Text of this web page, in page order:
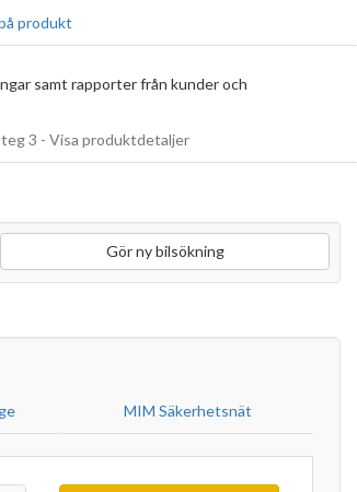
produkt
samt rapporter från kunder och
3 - Visa produktdetaljer
Gör ny bilsökning
MIM Säkerhetsnät